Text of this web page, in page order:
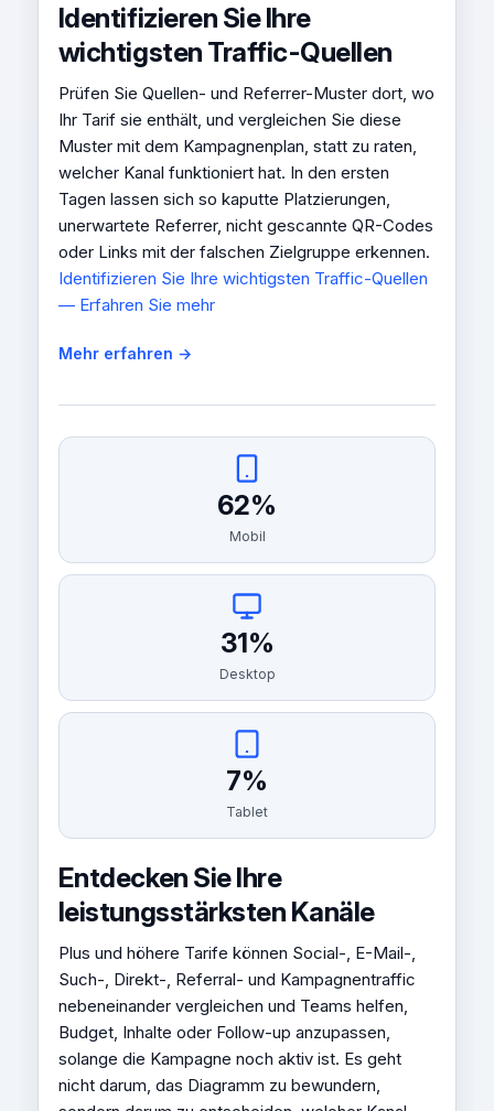
Identifizieren Sie Ihre
wichtigsten Traffic-Quellen
Prüfen Sie Quellen- und Referrer-Muster dort, wo
Ihr Tarif sie enthält, und vergleichen Sie diese
Muster mit dem Kampagnenplan, statt zu raten,
welcher Kanal funktioniert hat. In den ersten
Tagen lassen sich so kaputte Platzierungen,
unerwartete Referrer, nicht gescannte QR-Codes
oder Links mit der falschen Zielgruppe erkennen.
Identifizieren Sie Ihre wichtigsten Traffic-Quellen
— Erfahren Sie mehr
Mehr erfahren →
62%
Mobil
31%
Desktop
7%
Tablet
Entdecken Sie Ihre
leistungsstärksten Kanäle
Plus und höhere Tarife können Social-, E-Mail-,
Such-, Direkt-, Referral- und Kampagnentraffic
nebeneinander vergleichen und Teams helfen,
Budget, Inhalte oder Follow-up anzupassen,
solange die Kampagne noch aktiv ist. Es geht
nicht darum, das Diagramm zu bewundern,